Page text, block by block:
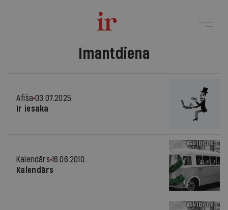
Imantdiena
Afiša 03.07.2025.
Ir iesaka
Kalendārs 16.06.2010.
Kalendārs